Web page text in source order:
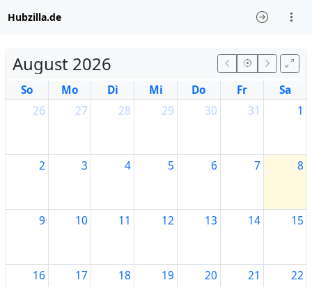
Hubzilla.de
August 2026
So Mo Di Mi Do Fr
Sa
26
27 28 29 30 31 1
2 3 4 5 6 7 8
9 10 11 12 13 14 15
16 17 18 19 20 21 22